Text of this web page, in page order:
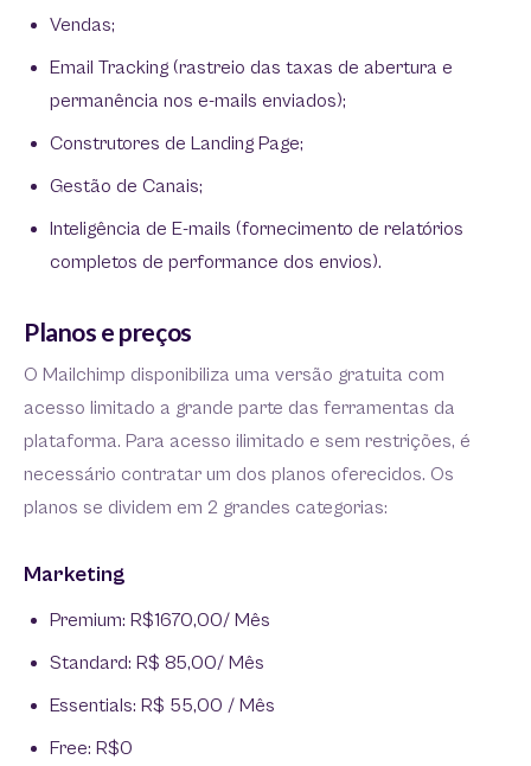
Vendas;
Email Tracking (rastreio das taxas de abertura e
permanência nos e-mails enviados);
Construtores de Landing Page;
Gestão de Canais;
Inteligência de E-mails (fornecimento de relatórios
completos de performance dos envios).
Planos e preços
O Mailchimp disponibiliza uma versão gratuita com
acesso limitado a grande parte das ferramentas da
plataforma. Para acesso ilimitado e sem restrições, é
necessário contratar um dos planos oferecidos. Os
planos se dividem em 2 grandes categorias:
Marketing
Premium: R$1670,00/ Mês
Standard: R$ 85,00/ Mês
Essentials: R$ 55,00 / Mês
Free: R$0